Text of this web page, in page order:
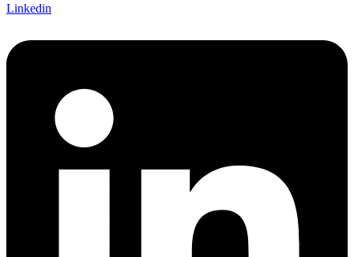
Linkedin